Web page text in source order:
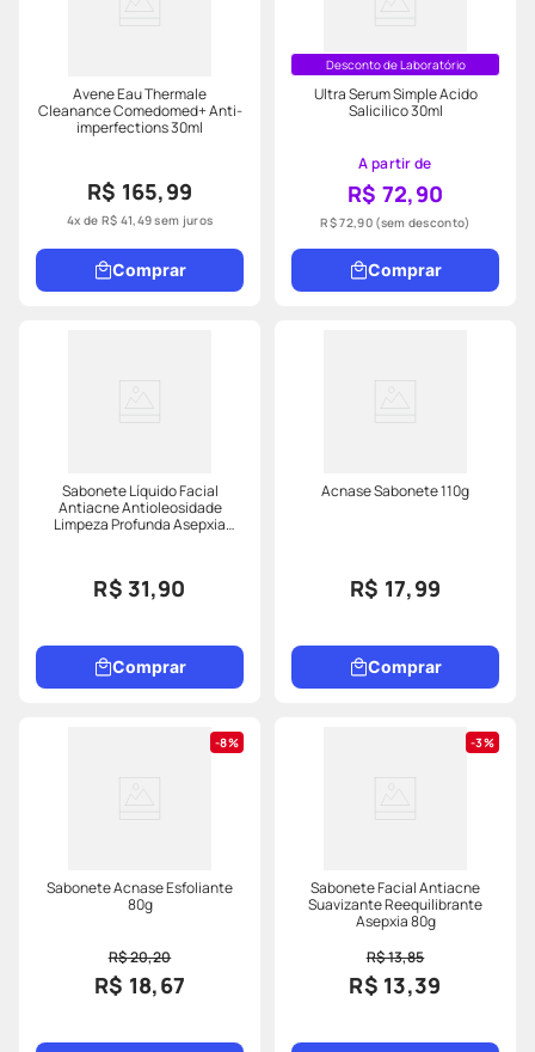
Avene Eau Thermale
Cleanance Comedomed+ Anti-
imperfections 30ml
R$ 165,99
4x de R$ 41,49sem juros
Comprar
Desconto de Laboratório
Ultra Serum Simple Acido
Salicilico 30ml
A partir de
R$ 72,90
R$ 72,90(sem desconto)
Comprar
Sabonete Líquido Facial
Antiacne Antioleosidade
Limpeza Profunda Asepxia
R$ 31,90
Comprar
Acnase Sabonete 110g
R$ 17,99
Comprar
8%
Sabonete Acnase Esfoliante
80g
R$ 20,20
R$ 18,67
3%
Sabonete Facial Antiacne
Suavizante Reequilibrante
Asepxia 80g
R$ 13,85
R$ 13,39